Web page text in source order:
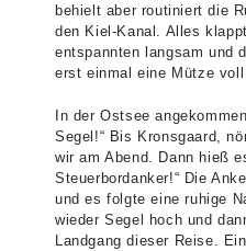
behielt aber routiniert die
den Kiel-Kanal. Alles
entspannten langsam und
erst einmal eine Mütze
In der Ostsee
Segel!“ Bis Kronsgaard,
wir am Abend. Dann hieß
Steuerbordanker!“ Die
und es folgte eine ruhige
wieder Segel hoch und
Landgang dieser Reise.